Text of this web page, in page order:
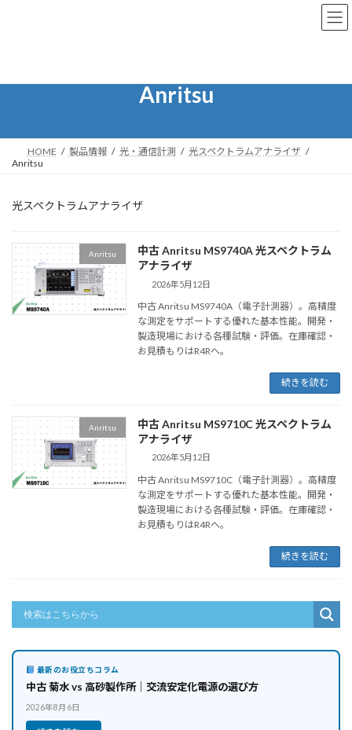
へ
ョ
Anritsu
HOME 製品情報 光・通信計測
光スペクトラムアナライザ
Anritsu
光スペクトラムアナライザ
Anritsu
中古 Anritsu MS9740A 光スペクトラム
アナライザ
2026年5月12日
中古 Anritsu MS9740A（電子計測器）。高精度
な測定をサポートする優れた基本性能。開発・
製造現場における各種試験・評価。在庫確認・
お見積もりはR4Rへ。
続きを読む
Anritsu
中古 Anritsu MS9710C 光スペクトラム
アナライザ
2026年5月12日
中古 Anritsu MS9710C（電子計測器）。高精度
な測定をサポートする優れた基本性能。開発・
製造現場における各種試験・評価。在庫確認・
お見積もりはR4Rへ。
続きを読む
最新のお役立ちコラム
中古 菊水 vs 高砂製作所｜交流安定化電源の選び方
2026年8月6日